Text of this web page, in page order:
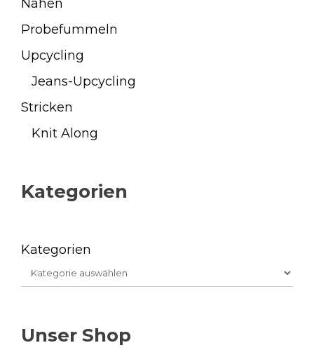
Nähen
Probefummeln
Upcycling
Jeans-Upcycling
Stricken
Knit Along
Kategorien
Kategorien
Unser Shop